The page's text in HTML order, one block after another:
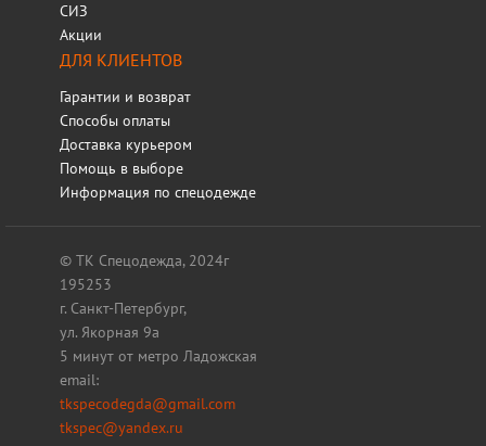
СИЗ
Акции
ДЛЯ КЛИЕНТОВ
Гарантии и возврат
Способы оплаты
Доставка курьером
Помощь в выборе
Информация по спецодежде
© ТК Спецодежда, 2024г
195253
г. Санкт-Петербург,
ул. Якорная 9а
5 минут от метро Ладожская
email:
tkspecodegda@gmail.com
tkspec@yandex.ru